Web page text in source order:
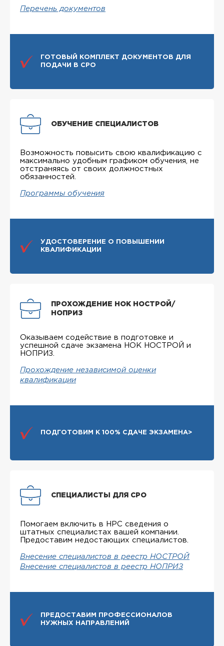
Перечень документов
ГОТОВЫЙ КОМПЛЕКТ ДОКУМЕНТОВ ДЛЯ
ПОДАЧИ В СРО
ОБУЧЕНИЕ СПЕЦИАЛИСТОВ
Возможность повысить свою квалификацию с
максимально удобным графиком обучения, не
отстраняясь от своих должностных
обязанностей.
Программы обучения
УДОСТОВЕРЕНИЕ О ПОВЫШЕНИИ
КВАЛИФИКАЦИИ
ПРОХОЖДЕНИЕ НОК НОСТРОЙ/
НОПРИЗ
Оказываем содействие в подготовке и
успешной сдаче экзамена НОК НОСТРОЙ и
НОПРИЗ.
Прохождение независимой оценки
квалификации
ПОДГОТОВИМ К 100% СДАЧЕ ЭКЗАМЕНА>
СПЕЦИАЛИСТЫ ДЛЯ СРО
Помогаем включить в НРС сведения о
штатных специалистах вашей компании.
Предоставим недостающих специалистов.
Внесение специалистов в реестр НОСТРОЙ
Внесение специалистов в реестр НОПРИЗ
ПРЕДОСТАВИМ ПРОФЕССИОНАЛОВ
НУЖНЫХ НАПРАВЛЕНИЙ